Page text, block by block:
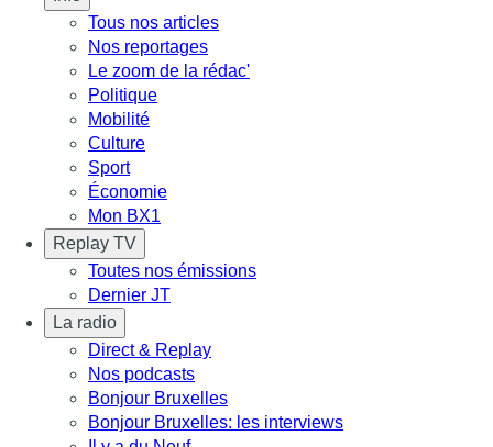
Tous nos articles
Nos reportages
Le zoom de la rédac'
Politique
Mobilité
Culture
Sport
Économie
Mon BX1
Replay TV
Toutes nos émissions
Dernier JT
La radio
Direct & Replay
Nos podcasts
Bonjour Bruxelles
Bonjour Bruxelles: les interviews